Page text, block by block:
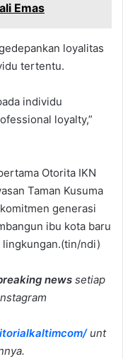
Emas
loyalitas
tertentu.
individu
loyalty,”
Otorita IKN
Taman Kusuma
generasi
ibu kota baru
lingkungan.(tin/ndi)
news setiap
unt